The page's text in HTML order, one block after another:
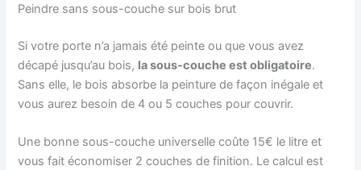
Peindre sans sous-couche sur bois brut
Si votre porte n’a jamais été peinte ou que vous avez
décapé jusqu’au bois, la sous-couche est obligatoire.
Sans elle, le bois absorbe la peinture de façon inégale et
vous aurez besoin de 4 ou 5 couches pour couvrir.
Une bonne sous-couche universelle coûte 15€ le litre et
vous fait économiser 2 couches de finition. Le calcul est